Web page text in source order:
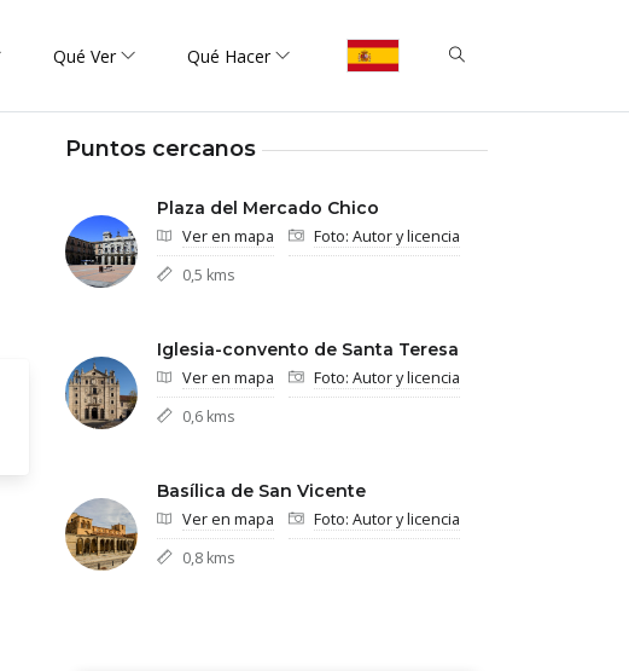
Qué Ver Qué Hacer
Puntos cercanos
Plaza del Mercado Chico
Ver en mapa
Foto: Autor y licencia
0,5 kms
Iglesia-convento de Santa Teresa
Ver en mapa
Foto: Autor y licencia
0,6 kms
Basílica de San Vicente
Ver en mapa
Foto: Autor y licencia
0,8 kms